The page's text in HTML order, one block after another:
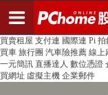
PChome首頁 線上購物 24h購
買賣租屋 支付連 國際連 Pi 拍
買車 旅行團 汽車險推薦 線上
一元簡訊 直播達人 數位憑證
買網址 虛擬主機 企業郵件